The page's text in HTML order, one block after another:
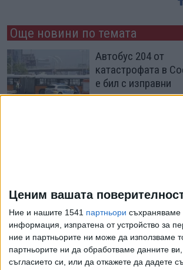
Ценим вашата
Ние и нашите 1541 партньори съхраняваме
информация, изпратена от устройство за
ние и партньорите ни може да използваме
партньорите ни да обработваме данните
съгласието си, или да откажете да дадете
Още новини по темата
Автобус 204 от
катастрофата в
е бил с изправни
спирачки
превишена
Още по темата